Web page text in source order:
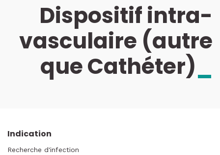
Dispositif intra-
vasculaire (autre
que Cathéter)
Indication
Recherche d'infection